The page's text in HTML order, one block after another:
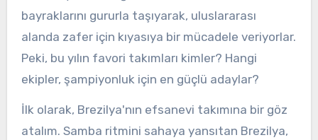
bayraklarını gururla taşıyarak, uluslararası
alanda zafer için kıyasıya bir mücadele veriyorlar.
Peki, bu yılın favori takımları kimler? Hangi
ekipler, şampiyonluk için en güçlü adaylar?
İlk olarak, Brezilya'nın efsanevi takımına bir göz
atalım. Samba ritmini sahaya yansıtan Brezilya,